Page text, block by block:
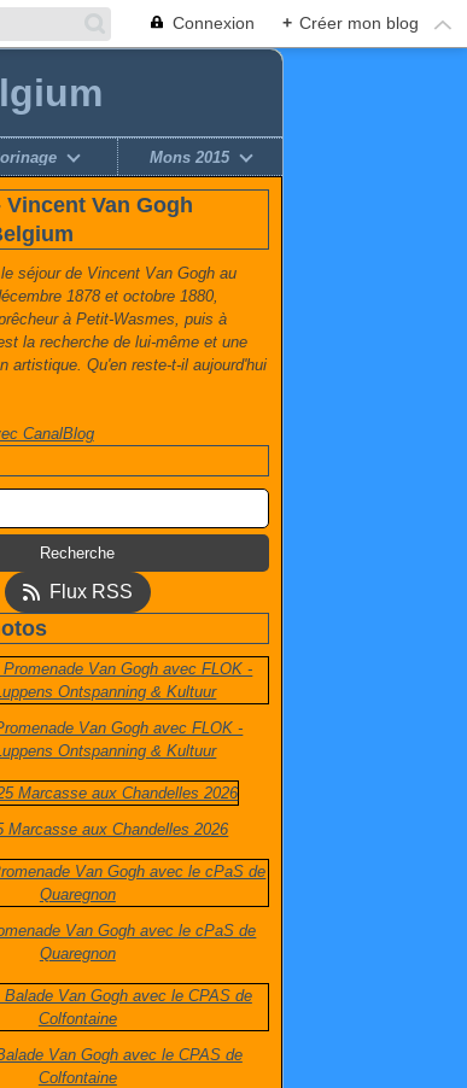
Connexion + Créer mon blog
Mons 2015
Van Gogh
séjour de Vincent Van Gogh au
1878 et octobre 1880,
à Petit-Wasmes, puis à
la recherche de lui-même et une
artistique. Qu'en reste-t-il aujourd'hui
CanalBlog
Flux RSS
Van Gogh avec FLOK -
Ontspanning & Kultuur
Marcasse aux Chandelles 2026
Van Gogh avec le cPaS de
Quaregnon
Van Gogh avec le CPAS de
Colfontaine